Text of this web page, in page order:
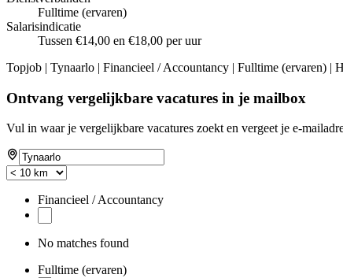
Fulltime (ervaren)
Salarisindicatie
Tussen €14,00 en €18,00 per uur
Topjob | Tynaarlo | Financieel / Accountancy | Fulltime (ervaren) |
Ontvang vergelijkbare vacatures in je mailbox
Vul in waar je vergelijkbare vacatures zoekt en vergeet je e-
Financieel / Accountancy
No matches found
Fulltime (ervaren)